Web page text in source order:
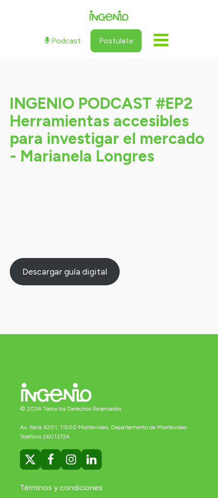
Podcast Postulate
INGENIO PODCAST #EP2
Herramientas accesibles
para investigar el mercado
- Marianela Longres
Descargar guía digital
© 2024 Todos los Derechos Reservados
Av. Italia 6201, 11500 Montevideo, Departamento de Montevideo
Teléfono 26013724
Términos y condiciones